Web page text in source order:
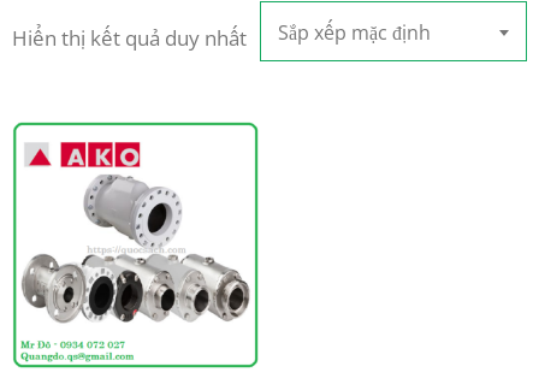
Hiển thị kết quả duy nhất Sắp xếp mặc định